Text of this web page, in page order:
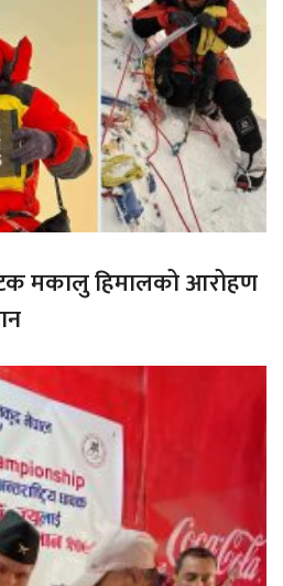
मकालु हिमालको आरोहण